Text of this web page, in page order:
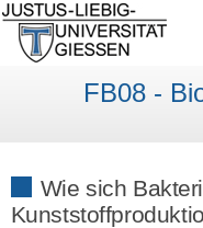
FB08 -
Wie sich